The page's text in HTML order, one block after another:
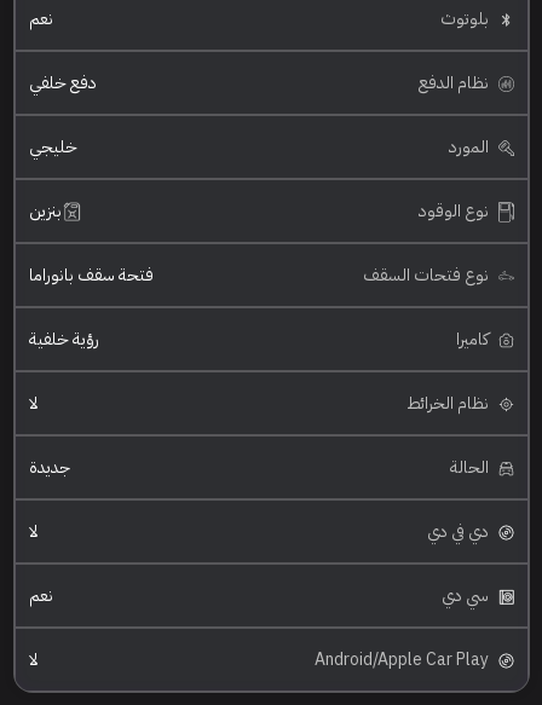
بلوتوث نعم
نظام الدفع دفع خلفي
المورد خليجي
نوع الوقود بنزين
نوع فتحات السقف فتحة سقف بانوراما
كاميرا رؤية خلفية
نظام الخرائط لا
الحالة جديدة
دي في دي لا
سي دي نعم
Android/Apple Car Play لا